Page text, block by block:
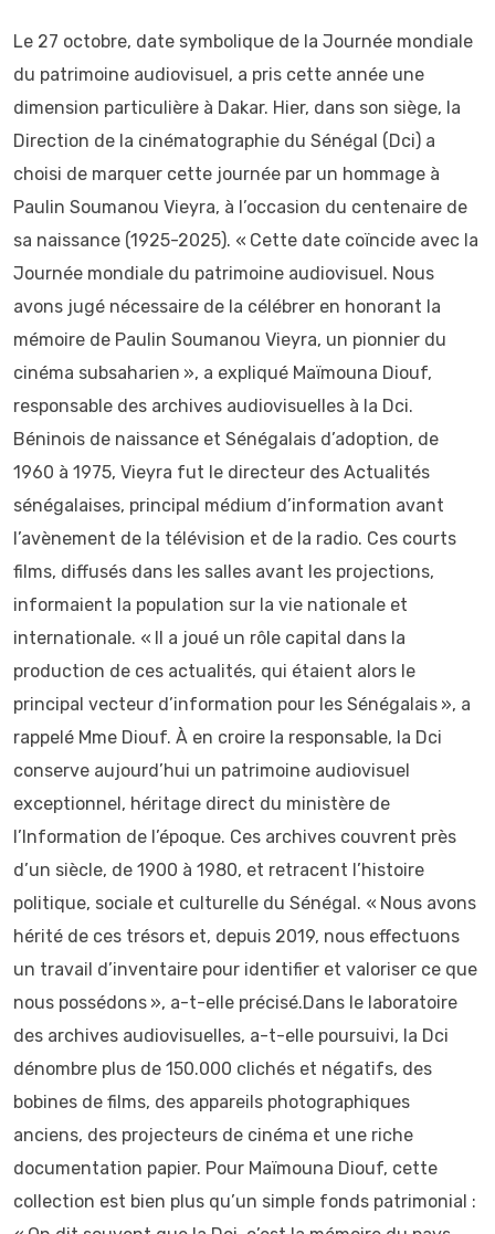
Le 27 octobre, date symbolique de la Journée mondiale
du patrimoine audiovisuel, a pris cette année une
dimension particulière à Dakar. Hier, dans son siège, la
Direction de la cinématographie du Sénégal (Dci) a
choisi de marquer cette journée par un hommage à
Paulin Soumanou Vieyra, à l’occasion du centenaire de
sa naissance (1925-2025). « Cette date coïncide avec la
Journée mondiale du patrimoine audiovisuel. Nous
avons jugé nécessaire de la célébrer en honorant la
mémoire de Paulin Soumanou Vieyra, un pionnier du
cinéma subsaharien », a expliqué Maïmouna Diouf,
responsable des archives audiovisuelles à la Dci.
Béninois de naissance et Sénégalais d’adoption, de
1960 à 1975, Vieyra fut le directeur des Actualités
sénégalaises, principal médium d’information avant
l’avènement de la télévision et de la radio. Ces courts
films, diffusés dans les salles avant les projections,
informaient la population sur la vie nationale et
internationale. « Il a joué un rôle capital dans la
production de ces actualités, qui étaient alors le
principal vecteur d’information pour les Sénégalais », a
rappelé Mme Diouf. À en croire la responsable, la Dci
conserve aujourd’hui un patrimoine audiovisuel
exceptionnel, héritage direct du ministère de
l’Information de l’époque. Ces archives couvrent près
d’un siècle, de 1900 à 1980, et retracent l’histoire
politique, sociale et culturelle du Sénégal. « Nous avons
hérité de ces trésors et, depuis 2019, nous effectuons
un travail d’inventaire pour identifier et valoriser ce que
nous possédons », a-t-elle précisé.Dans le laboratoire
des archives audiovisuelles, a-t-elle poursuivi, la Dci
dénombre plus de 150.000 clichés et négatifs, des
bobines de films, des appareils photographiques
anciens, des projecteurs de cinéma et une riche
documentation papier. Pour Maïmouna Diouf, cette
collection est bien plus qu’un simple fonds patrimonial :